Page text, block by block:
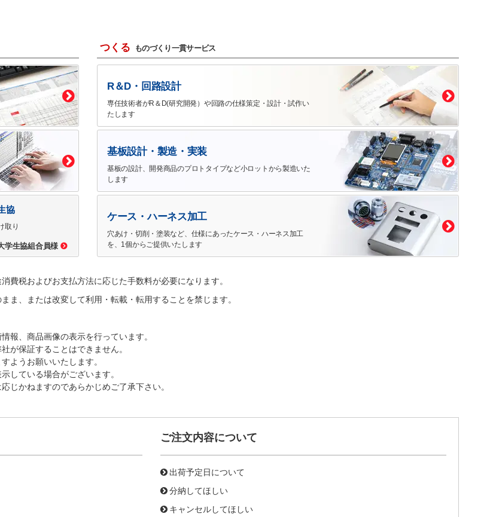
協
取り
学生協組合員様
つくる ものづくり一貫サービス
R＆D・回路設計
専任技術者がR＆D(研究開発）や回路の仕様策定・設計・試作い
たします
基板設計・製造・実装
基板の設計、開発商品のプロトタイプなど小ロットから製造いた
します
ケース・ハーネス加工
穴あけ・切削・塗装など、仕様にあったケース・ハーネス加工
を、1個からご提供いたします
税およびお支払方法に応じた手数料が必要になります。
、または改変して利用・転載・転用することを禁じます。
報、商品画像の表示を行っています。
が保証することはできません。
ようお願いいたします。
している場合がございます。
じかねますのであらかじめご了承下さい。
ご注文内容について
出荷予定日について
分納してほしい
キャンセルしてほしい